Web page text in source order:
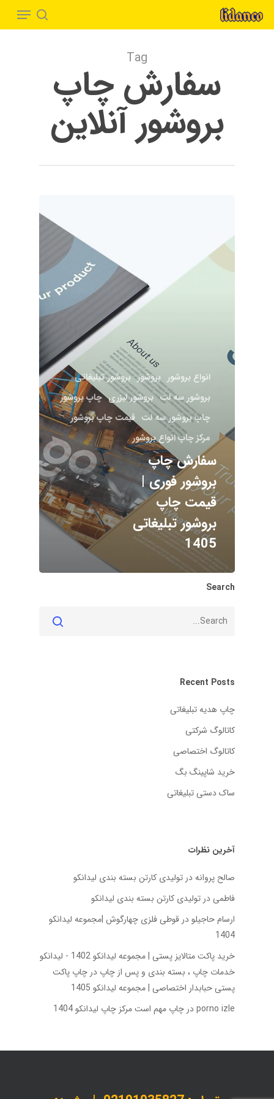
search
Menu
Tag
سفارش چاپ
بروشور آنلاین
انواع بروشور بروشور بروشور تبلیغاتی
بروشور سه لت بروشور لیزری چاپ بروشور
چاپ بروشور سه لت قیمت چاپ بروشور
مرکز چاپ انواع بروشور
سفارش چاپ
بروشور فوری |
قیمت چاپ
بروشور تبلیغاتی
1405
Search
Recent Posts
چاپ هدیه تبلیغاتی
کاتالوگ شرکتی
کاتالوگ اختصاصی
خرید شاپینگ بگ
ساک دستی تبلیغاتی
آخرین نظرات
صالح پروانهدر تولیدی کارتن بسته‌ بندی لیدانکو
فاطمیدر تولیدی کارتن بسته‌ بندی لیدانکو
ارسام حاجیلودر قوطی فلزی چهارگوش |مجموعه لیدانکو
1404
خرید پاکت متالایز پستی | مجموعه لیدانکو 1402 - لیدانکو
خدمات چاپ ، بسته بندی و پس از چاپ در چاپ پاکت
پستی حبابدار اختصاصی | مجموعه لیدانکو 1405
porno izleدر چاپ مهم است مرکز چاپ لیدانکو 1404